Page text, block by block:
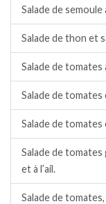
Salade de
Salade de thon et
Salade de
Salade de
Salade de
Salade de
et à l’ail.
Salade de